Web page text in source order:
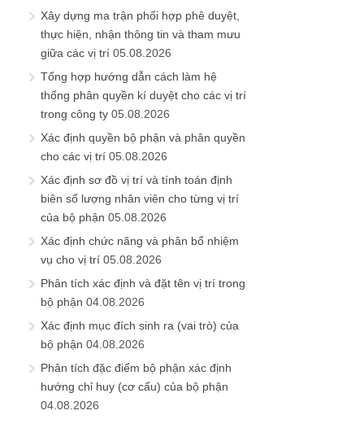
Xây dựng ma trận phối hợp phê duyệt,
thực hiện, nhận thông tin và tham mưu
giữa các vị trí 05.08.2026
Tổng hợp hướng dẫn cách làm hệ
thống phân quyền kí duyệt cho các vị trí
trong công ty 05.08.2026
Xác định quyền bộ phận và phân quyền
cho các vị trí 05.08.2026
Xác định sơ đồ vị trí và tính toán định
biên số lượng nhân viên cho từng vị trí
của bộ phận 05.08.2026
Xác định chức năng và phân bổ nhiệm
vụ cho vị trí 05.08.2026
Phân tích xác định và đặt tên vị trí trong
bộ phận 04.08.2026
Xác định mục đích sinh ra (vai trò) của
bộ phận 04.08.2026
Phân tích đặc điểm bộ phận xác định
hướng chỉ huy (cơ cấu) của bộ phận
04.08.2026